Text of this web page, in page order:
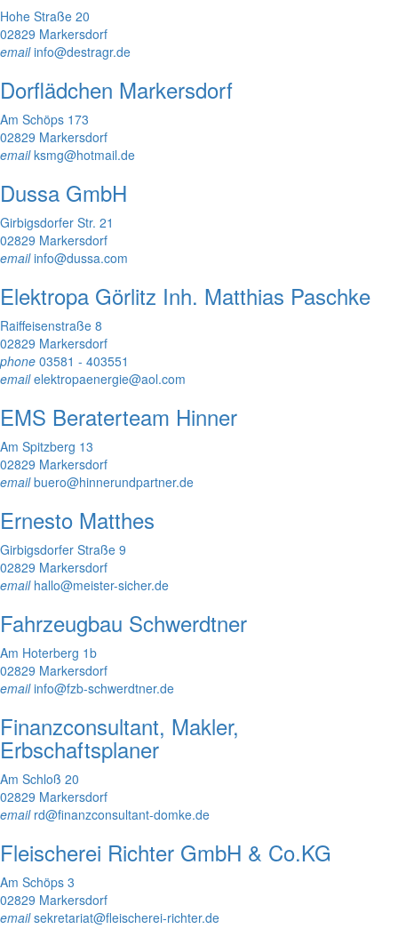
Hohe Straße 20
02829 Markersdorf
emailinfo@destragr.de
Dorflädchen Markersdorf
Am Schöps 173
02829 Markersdorf
emailksmg@hotmail.de
Dussa GmbH
Girbigsdorfer Str. 21
02829 Markersdorf
emailinfo@dussa.com
Elektropa Görlitz Inh. Matthias Paschke
Raiffeisenstraße 8
02829 Markersdorf
phone 03581 - 403551
emailelektropaenergie@aol.com
EMS Beraterteam Hinner
Am Spitzberg 13
02829 Markersdorf
emailbuero@hinnerundpartner.de
Ernesto Matthes
Girbigsdorfer Straße 9
02829 Markersdorf
emailhallo@meister-sicher.de
Fahrzeugbau Schwerdtner
Am Hoterberg 1b
02829 Markersdorf
emailinfo@fzb-schwerdtner.de
Finanzconsultant, Makler,
Erbschaftsplaner
Am Schloß 20
02829 Markersdorf
emailrd@finanzconsultant-domke.de
Fleischerei Richter GmbH & Co.KG
Am Schöps 3
02829 Markersdorf
emailsekretariat@fleischerei-richter.de